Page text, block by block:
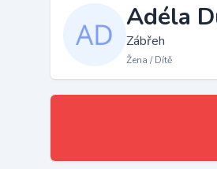
Adéla
Zábřeh
Žena / Dítě